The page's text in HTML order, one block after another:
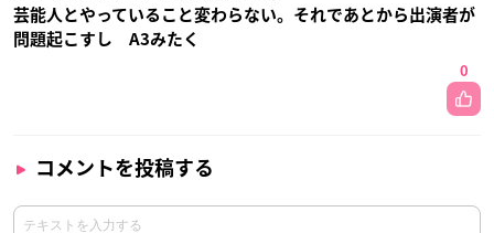
芸能人とやっていること変わらない。それであとから出演者が
問題起こすし A3みたく
0
コメントを投稿する